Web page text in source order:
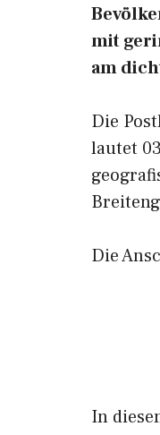
mit
am
Die
lautet
Die
In